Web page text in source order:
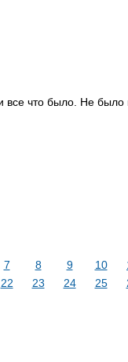
что было. Не было
7 8 9 10
22 23 24 25